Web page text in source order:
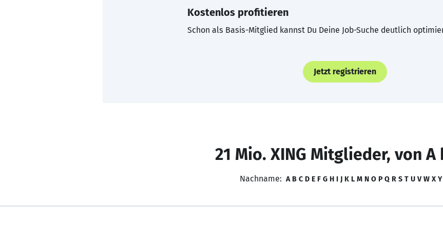
Kostenlos profitieren
Schon als Basis-Mitglied kannst Du Deine Job-Suche deutlich
Jetzt registrieren
21 Mio. XING Mitglieder, von A
Nachname: A B C D E F G H I J K L M N O P Q R S T U V W X Y